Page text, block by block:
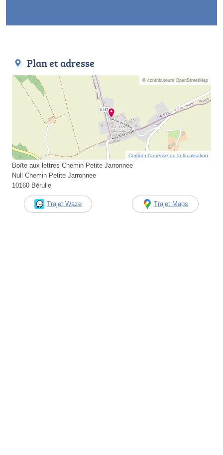
Plan et adresse
© contributeurs OpenStreetMap
Corriger l’adresse ou la localisation
Boîte aux lettres Chemin Petite Jarronnee
Null Chemin Petite Jarronnee
10160 Bérulle
Trajet Waze Trajet Maps